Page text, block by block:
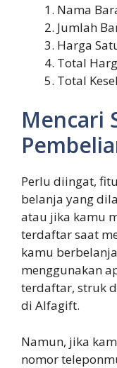
Nama
Jumlah
Harga
Total
Total
Mencari
Perlu diingat,
belanja yang
atau jika kamu
terdaftar saat
kamu
menggunakan
terdaftar, struk
di Alfagift.
Namun, jika
nomor